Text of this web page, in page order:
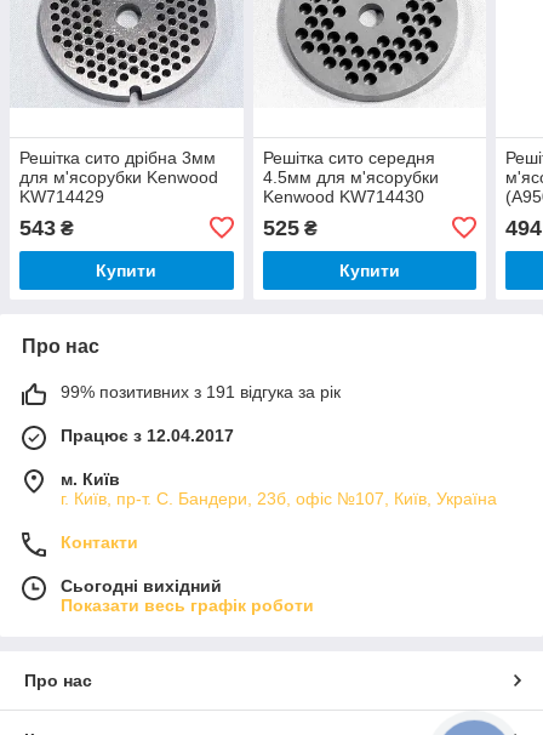
Решітка сито дрібна 3мм
для м'ясорубки Kenwood
KW714429
543 ₴
Купити
Решітка сито середня
4.5мм для м'ясорубки
Kenwood KW714430
525₴
Купити
494
Про нас
99% позитивних з 191 відгука за рік
Працює з 12.04.2017
м. Київ
г. Київ, пр-т. С. Бандери, 23б, офіс №107, Київ, Україна
Контакти
Сьогодні вихідний
Показати весь графік роботи
Про нас